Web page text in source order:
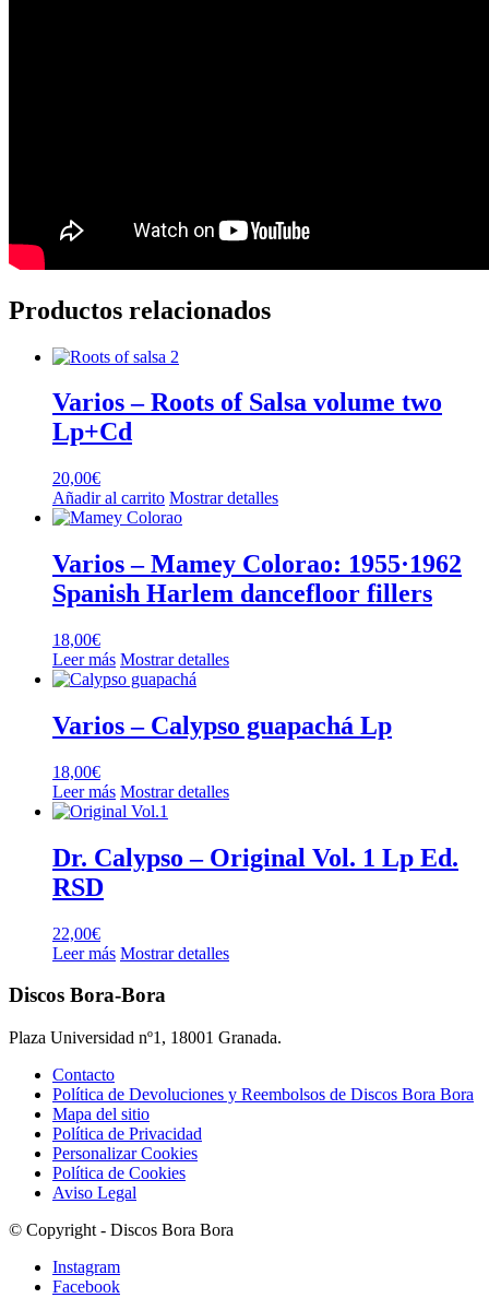
Productos relacionados
Varios – Roots of Salsa volume two
Lp+Cd
20,00€
Añadir al carrito Mostrar detalles
Varios – Mamey Colorao: 1955·1962
Spanish Harlem dancefloor fillers
18,00€
Leer más Mostrar detalles
Varios – Calypso guapachá Lp
18,00€
Leer más Mostrar detalles
Dr. Calypso – Original Vol. 1 Lp Ed.
RSD
22,00€
Leer más Mostrar detalles
Discos Bora-Bora
Plaza Universidad nº1, 18001 Granada.
Contacto
Política de Devoluciones y Reembolsos de Discos Bora Bora
Mapa del sitio
Política de Privacidad
Personalizar Cookies
Política de Cookies
Aviso Legal
© Copyright - Discos Bora Bora
Instagram
Facebook